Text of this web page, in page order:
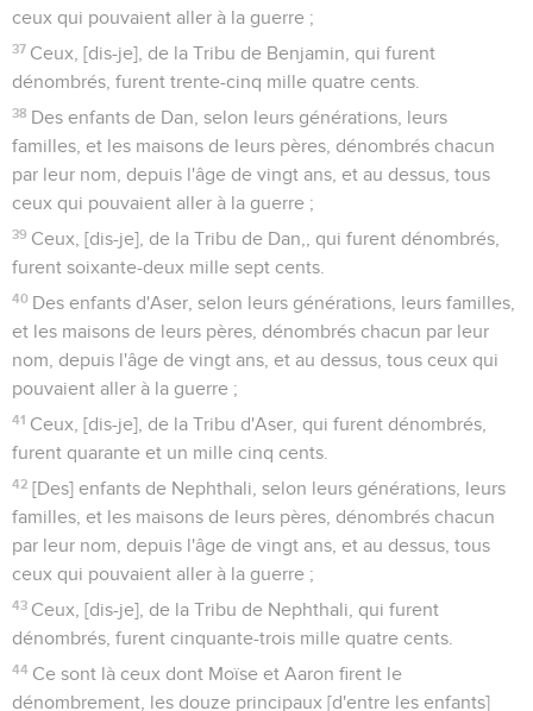
ceux qui pouvaient aller à la guerre ;
37 Ceux, [dis-je], de la Tribu de Benjamin, qui furent
dénombrés, furent trente-cinq mille quatre cents.
38 Des enfants de Dan, selon leurs générations, leurs
familles, et les maisons de leurs pères, dénombrés chacun
par leur nom, depuis l'âge de vingt ans, et au dessus, tous
ceux qui pouvaient aller à la guerre ;
39 Ceux, [dis-je], de la Tribu de Dan,, qui furent dénombrés,
furent soixante-deux mille sept cents.
40 Des enfants d'Aser, selon leurs générations, leurs familles,
et les maisons de leurs pères, dénombrés chacun par leur
nom, depuis l'âge de vingt ans, et au dessus, tous ceux qui
pouvaient aller à la guerre ;
41 Ceux, [dis-je], de la Tribu d'Aser, qui furent dénombrés,
furent quarante et un mille cinq cents.
42 [Des] enfants de Nephthali, selon leurs générations, leurs
familles, et les maisons de leurs pères, dénombrés chacun
par leur nom, depuis l'âge de vingt ans, et au dessus, tous
ceux qui pouvaient aller à la guerre ;
43 Ceux, [dis-je], de la Tribu de Nephthali, qui furent
dénombrés, furent cinquante-trois mille quatre cents.
44 Ce sont là ceux dont Moïse et Aaron firent le
dénombrement, les douze principaux [d'entre les enfants]